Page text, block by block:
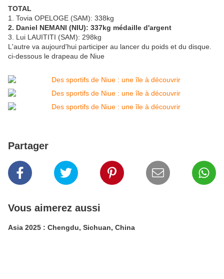
TOTAL
1. Tovia OPELOGE (SAM): 338kg
2. Daniel NEMANI (NIU): 337kg médaille d'argent
3. Lui LAUITITI (SAM): 298kg
L'autre va aujourd'hui participer au lancer du poids et du disque.
ci-dessous le drapeau de Niue
Partager
Vous aimerez aussi
Asia 2025 : Chengdu, Sichuan, China